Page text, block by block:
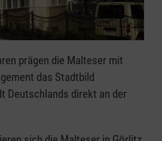
prägen die Malteser mit
das Stadtbild
Deutschlands direkt an der